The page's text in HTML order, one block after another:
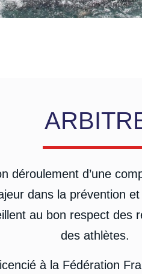
déroulement d’une
dans la prévention
au bon respect des
des athlètes.
à la Fédération